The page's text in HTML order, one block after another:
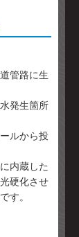
管路に生
発生箇所
ルから投
内蔵した
硬化させ
す。